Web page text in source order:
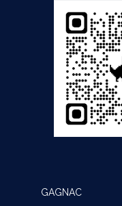
GAGNAC